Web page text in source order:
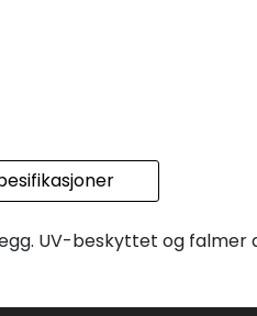
UV-beskyttet og